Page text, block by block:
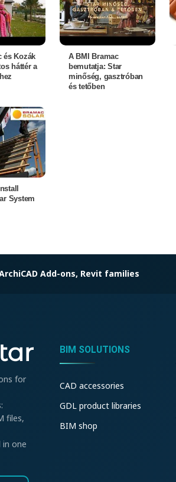
és Kozák
háttér a
A BMI Bramac
bemutatja: Star
minőség, gasztróban
és tetőben
System
Add-ons, Revit families
for
files,
in one
BIM SOLUTIONS
CAD accessories
GDL product libraries
BIM shop